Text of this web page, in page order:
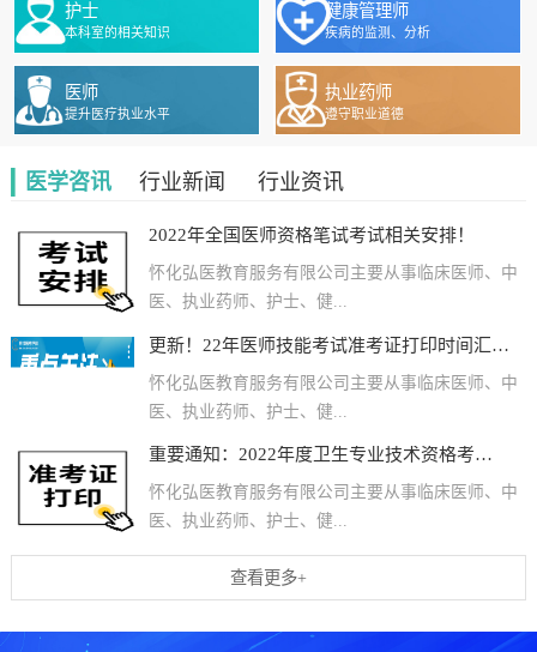
护士
本科室的相关知识
健康管理师
疾病的监测、分析
医师
提升医疗执业水平
执业药师
遵守职业道德
医学咨讯 行业新闻 行业资讯
2022年全国医师资格笔试考试相关安排！
怀化弘医教育服务有限公司主要从事临床医师、中
医、执业药师、护士、健...
更新！22年医师技能考试准考证打印时间汇总及各地防疫要求
怀化弘医教育服务有限公司主要从事临床医师、中
医、执业药师、护士、健...
重要通知：2022年度卫生专业技术资格考试和护士执业资格考试准考证打印提醒
怀化弘医教育服务有限公司主要从事临床医师、中
医、执业药师、护士、健...
查看更多+